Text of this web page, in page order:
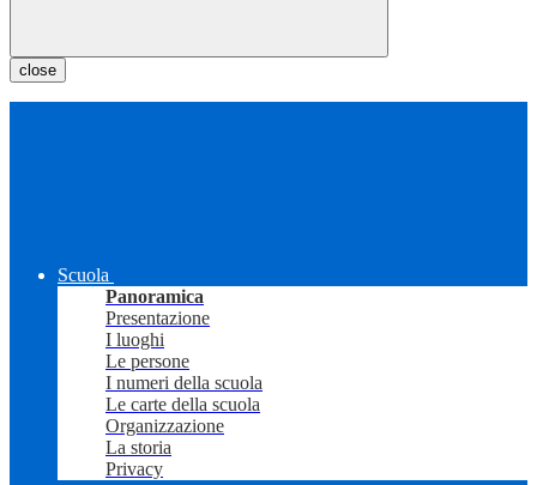
close
Scuola
Panoramica
Presentazione
I luoghi
Le persone
I numeri della scuola
Le carte della scuola
Organizzazione
La storia
Privacy